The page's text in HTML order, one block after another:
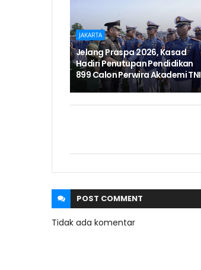
JAKARTA
Jelang Praspa 2026, Kasad
Hadiri Penutupan Pendidikan
899 Calon Perwira Akademi TNI
POST COMMENT
Tidak ada komentar